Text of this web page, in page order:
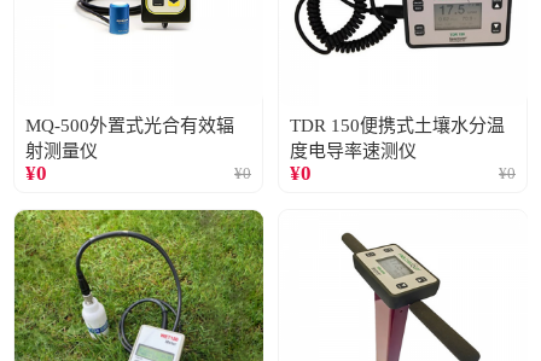
MQ-500外置式光合有效辐
射测量仪
¥0 ¥0
TDR 150便携式土壤水分温
度电导率速测仪
¥0 ¥0